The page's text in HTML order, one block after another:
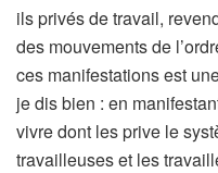
ils privés de travail,
des mouvements de
ces manifestations est
je dis bien : en
vivre dont les prive le
travailleuses et les